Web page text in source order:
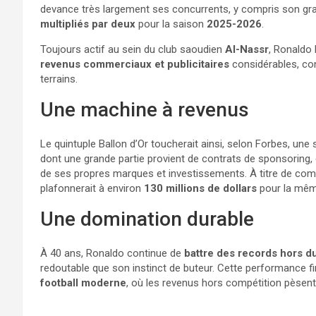
devance très largement ses concurrents, y compris son
multipliés par deux pour la saison 2025-2026.
Toujours actif au sein du club saoudien Al-Nassr, Ronaldo
revenus commerciaux et publicitaires considérables,
terrains.
Une machine à revenus
Le quintuple Ballon d’Or toucherait ainsi, selon Forbes,
dont une grande partie provient de contrats de
de ses propres marques et investissements. À titre de
plafonnerait à environ 130 millions de dollars pour la
Une domination durable
À 40 ans, Ronaldo continue de battre des records hors
redoutable que son instinct de buteur. Cette performance
football moderne, où les revenus hors compétition